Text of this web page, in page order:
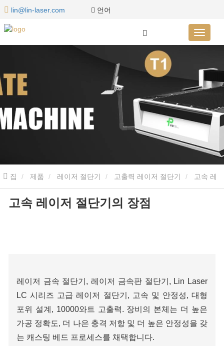
lin@lin-laser.com 언어
집 제품 레이저 절단기 고출력 레이저 절단기
이저 절단기의 장점
고속 레이저 절단기의 장점
레이저 금속 절단기, 레이저 금속판 절단기, Lin Laser
LC 시리즈 고급 레이저 절단기, 고속 및 안정성, 대형
포위 설계, 10000와트 고출력. 장비의 본체는 더 높은
가공 정확도, 더 나은 충격 저항 및 더 높은 안정성을 갖
는 캐스팅 베드 프로세스를 채택합니다.